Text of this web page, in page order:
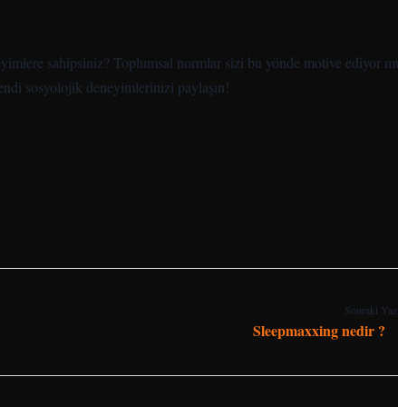
sahipsiniz? Toplumsal normlar sizi bu yönde motive ediyor
sosyolojik deneyimlerinizi paylaşın!
Sonraki
Sleepmaxxing nedir ?